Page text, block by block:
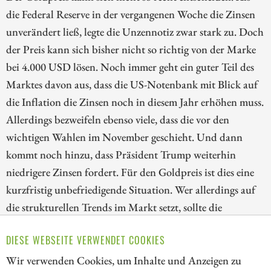
DIESE WEBSEITE VERWENDET COOKIES
Wir verwenden Cookies, um Inhalte und Anzeigen zu
die Federal Reserve in der vergangenen Woche die Zinsen
unverändert ließ, legte die Unzennotiz zwar stark zu. Doch
der Preis kann sich bisher nicht so richtig von der Marke
bei 4.000 USD lösen. Noch immer geht ein guter Teil des
Marktes davon aus, dass die US-Notenbank mit Blick auf
die Inflation die Zinsen noch in diesem Jahr erhöhen muss.
Allerdings bezweifeln ebenso viele, dass die vor den
wichtigen Wahlen im November geschieht. Und dann
kommt noch hinzu, dass Präsident Trump weiterhin
niedrigere Zinsen fordert. Für den Goldpreis ist dies eine
kurzfristig unbefriedigende Situation. Wer allerdings auf
die strukturellen Trends im Markt setzt, sollte die
heute auf die Papiere von Kinross Gold, Lahontan Gold
und AngloGold Ashanti!